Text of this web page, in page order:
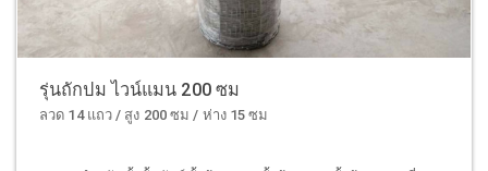
รุ่นถักปม ไวน์แมน 200 ซม
ลวด 14 แถว / สูง 200 ซม / ห่าง 15 ซม